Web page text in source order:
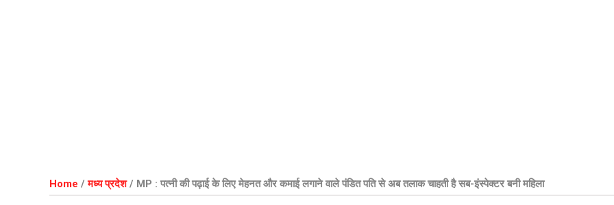
Home /मध्य प्रदेश/ MP : पत्नी की पढ़ाई के लिए मेहनत और कमाई लगाने वाले पंडित पति से अब तलाक चाहती है सब-इंस्पेक्टर बनी महिला